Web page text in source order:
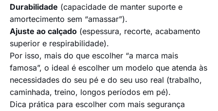
Durabilidade (capacidade de manter suporte e
amortecimento sem “amassar”).
Ajuste ao calçado (espessura, recorte, acabamento
superior e respirabilidade).
Por isso, mais do que escolher “a marca mais
famosa”, o ideal é escolher um modelo que atenda às
necessidades do seu pé e do seu uso real (trabalho,
caminhada, treino, longos períodos em pé).
Dica prática para escolher com mais segurança